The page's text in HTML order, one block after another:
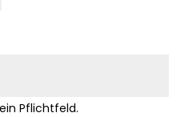
Pflichtfeld.